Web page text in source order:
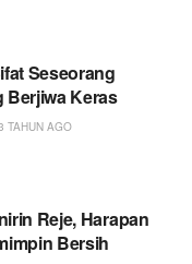
Seseorang
Berjiwa Keras
TAHUN AGO
Reje, Harapan
Bersih